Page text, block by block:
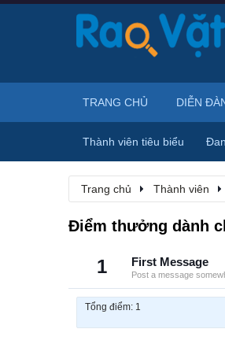
Trang chủ Thành viên
Điểm thưởng dành
1 First Message
Post a message
Tổng điểm: 1
TRANG CHỦ DIỄN
Thành viên tiêu biểu